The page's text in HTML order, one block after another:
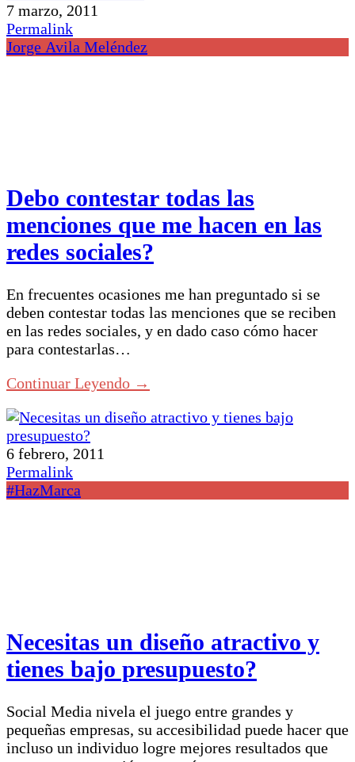
7 marzo, 2011
Permalink
Jorge Avila Meléndez
Debo contestar todas las
menciones que me hacen en las
redes sociales?
En frecuentes ocasiones me han preguntado si se
deben contestar todas las menciones que se reciben
en las redes sociales, y en dado caso cómo hacer
para contestarlas…
Continuar Leyendo →
6 febrero, 2011
Permalink
#HazMarca
Necesitas un diseño atractivo y
tienes bajo presupuesto?
Social Media nivela el juego entre grandes y
pequeñas empresas, su accesibilidad puede hacer que
incluso un individuo logre mejores resultados que